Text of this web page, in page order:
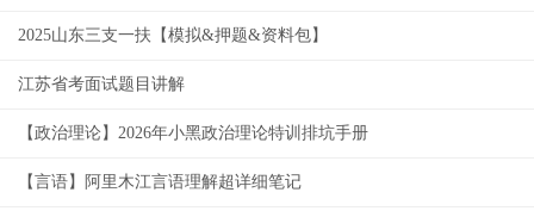
2025山东三支一扶【模拟&押题&资料包】
江苏省考面试题目讲解
【政治理论】2026年小黑政治理论特训排坑手册
【言语】阿里木江言语理解超详细笔记